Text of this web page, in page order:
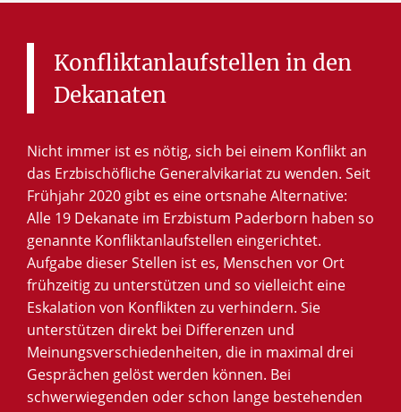
Konfliktanlaufstellen in den
Dekanaten
Nicht immer ist es nötig, sich bei einem Konflikt an
das Erzbischöfliche Generalvikariat zu wenden. Seit
Frühjahr 2020 gibt es eine ortsnahe Alternative:
Alle 19 Dekanate im Erzbistum Paderborn haben so
genannte Konfliktanlaufstellen eingerichtet.
Aufgabe dieser Stellen ist es, Menschen vor Ort
frühzeitig zu unterstützen und so vielleicht eine
Eskalation von Konflikten zu verhindern. Sie
unterstützen direkt bei Differenzen und
Meinungsverschiedenheiten, die in maximal drei
Gesprächen gelöst werden können. Bei
schwerwiegenden oder schon lange bestehenden